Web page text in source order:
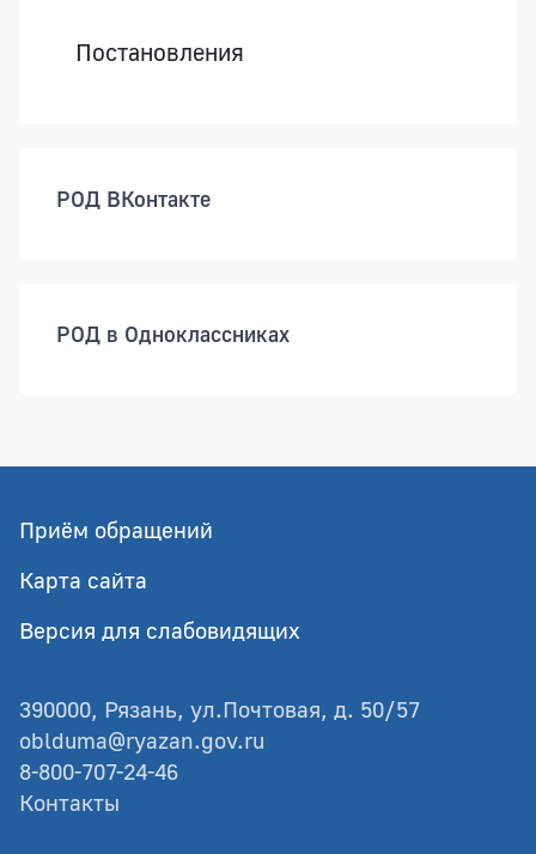
Постановления
РОД ВКонтакте
РОД в Одноклассниках
Приём обращений
Карта сайта
Версия для слабовидящих
390000, Рязань, ул.Почтовая, д. 50/57
oblduma@ryazan.gov.ru
8-800-707-24-46
Контакты